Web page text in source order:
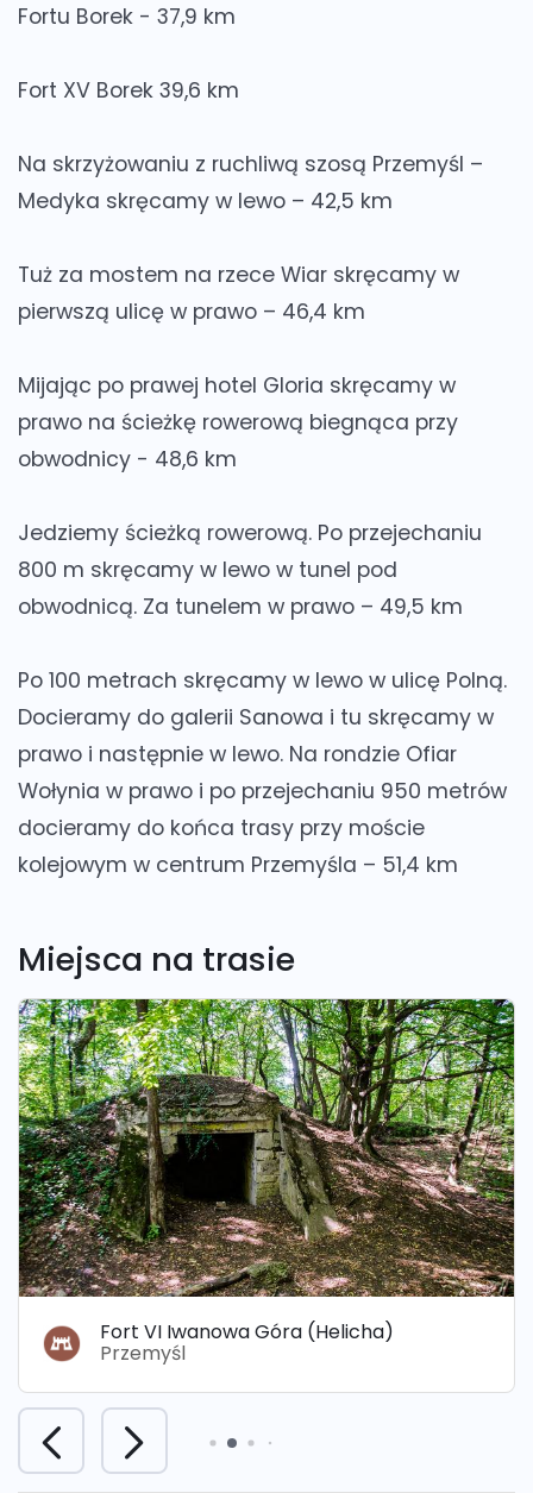
Fortu Borek - 37,9 km
Fort XV Borek 39,6 km
Na skrzyżowaniu z ruchliwą szosą Przemyśl –
Medyka skręcamy w lewo – 42,5 km
Tuż za mostem na rzece Wiar skręcamy w
pierwszą ulicę w prawo – 46,4 km
Mijając po prawej hotel Gloria skręcamy w
prawo na ścieżkę rowerową biegnąca przy
obwodnicy - 48,6 km
Jedziemy ścieżką rowerową. Po przejechaniu
800 m skręcamy w lewo w tunel pod
obwodnicą. Za tunelem w prawo – 49,5 km
Po 100 metrach skręcamy w lewo w ulicę Polną.
Docieramy do galerii Sanowa i tu skręcamy w
prawo i następnie w lewo. Na rondzie Ofiar
Wołynia w prawo i po przejechaniu 950 metrów
docieramy do końca trasy przy moście
kolejowym w centrum Przemyśla – 51,4 km
Miejsca na trasie
Fort VI Iwanowa Góra (Helicha)
Przemyśl